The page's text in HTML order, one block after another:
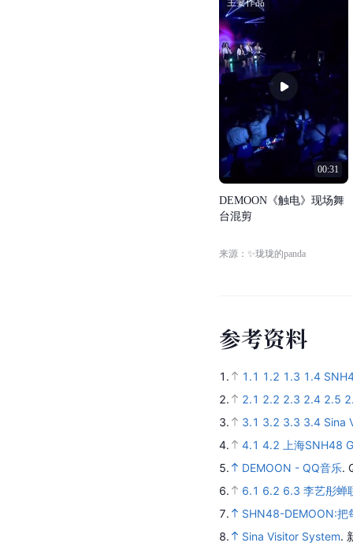
00:31
主要作品
DEMOON 《触电》 现场舞
台混剪
来源：✨珑珑的panda
参考资料
1. 1.1 1.2 1.3 1.4
2.
2.1 2.2 2.3 2.4 2.5
3.
3.1 3.2 3.3 3.4 Sina
4.
4.1 4.2
上海SNH48
5.
DEMOON - QQ音乐.
6.
6.1 6.2 6.3 李艺彤蝉
7.
SHN48-DEMOON:把
8.
Sina Visitor System.